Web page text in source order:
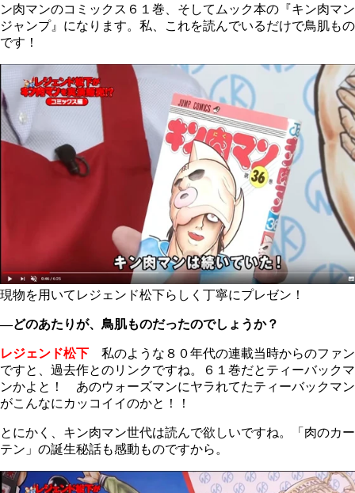
ン肉マンのコミックス６１巻、そしてムック本の『キン肉マン
ジャンプ』になります。私、これを読んでいるだけで鳥肌もの
です！
現物を用いてレジェンド松下らしく丁寧にプレゼン！
―どのあたりが、鳥肌ものだったのでしょうか？
レジェンド松下 私のような８０年代の連載当時からのファン
ですと、過去作とのリンクですね。６１巻だとティーバックマ
ンかよと！ あのウォーズマンにヤラれてたティーバックマン
がこんなにカッコイイのかと！！
とにかく、キン肉マン世代は読んで欲しいですね。「肉のカー
テン」の誕生秘話も感動ものですから。